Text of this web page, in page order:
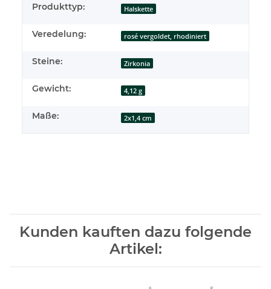
Produkttyp: Halskette
Veredelung: rosé vergoldet, rhodiniert
Steine: Zirkonia
Gewicht: 4,12 g
Maße: 2x1,4 cm
Kunden kauften dazu folgende
Artikel: